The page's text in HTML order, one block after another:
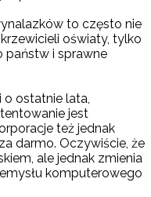
to często nie
oświaty, tylko
państw i sprawne
o ostatnie lata,
jest
też jednak
darmo. Oczywiście, że
ale jednak zmienia
komputerowego